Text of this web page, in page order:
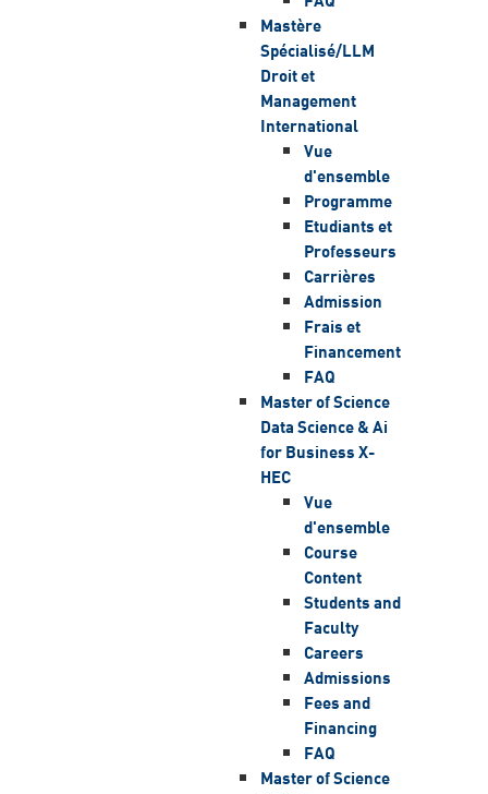
Mastère
Spécialisé/LLM
Droit et
Management
International
Vue
d'ensemble
Programme
Etudiants et
Professeurs
Carrières
Admission
Frais et
Financement
FAQ
Master of Science
Data Science & Ai
for Business X-
HEC
Vue
d'ensemble
Course
Content
Students and
Faculty
Careers
Admissions
Fees and
Financing
FAQ
Master of Science